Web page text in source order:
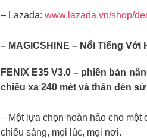
– Lazada: www.lazada.vn/shop/
– MAGICSHINE – Nổi Tiếng
FENIX E35 V3.0 – phiên bản
chiếu xa 240 mét và thân đèn
– Một lựa chọn hoàn hảo cho một
chiếu sáng, mọi lúc, mọi nơi.